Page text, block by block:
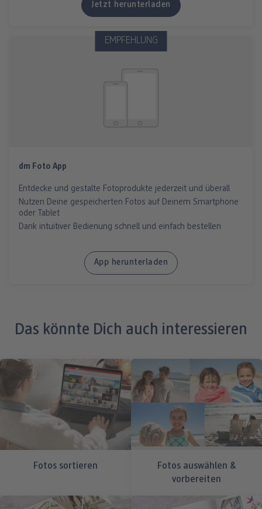
Jetzt herunterladen
EMPFEHLUNG
dm Foto App
Entdecke und gestalte Fotoprodukte jederzeit und überall
Nutzen Deine gespeicherten Fotos auf Deinem Smartphone
oder Tablet
Dank intuitiver Bedienung schnell und einfach bestellen
App herunterladen
Das könnte Dich auch interessieren
Fotos sortieren
Fotos auswählen &
vorbereiten